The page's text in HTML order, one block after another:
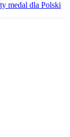
medal dla Polski